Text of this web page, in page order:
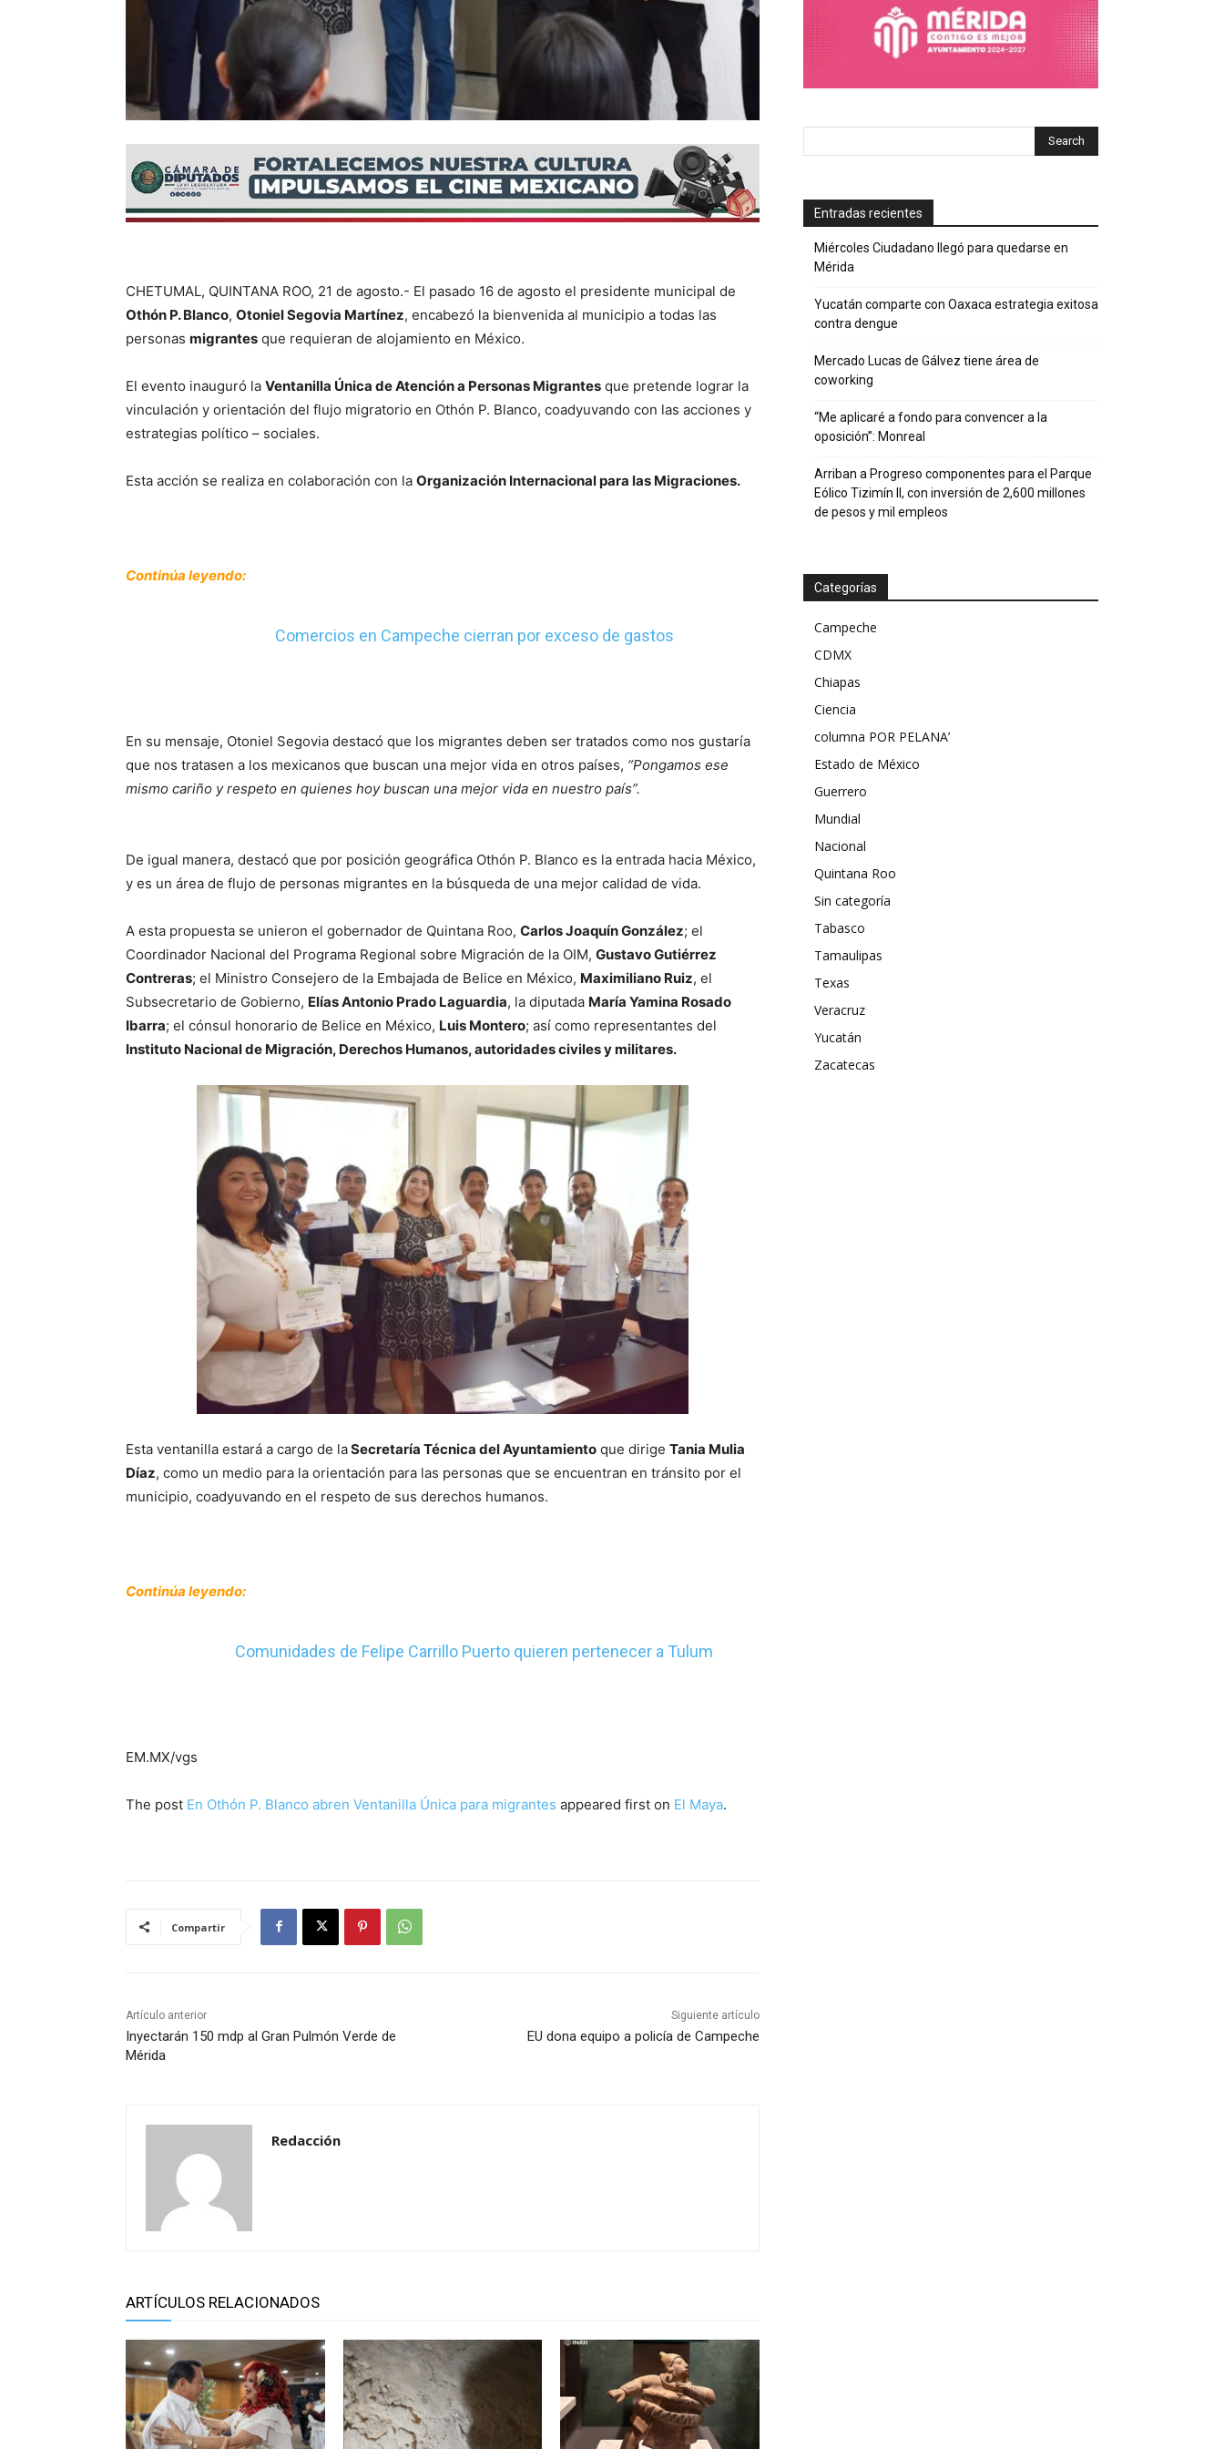
CHETUMAL, QUINTANA ROO, 21 de agosto.- El pasado 16 de agosto el presidente municipal de
Othón P. Blanco, Otoniel Segovia Martínez, encabezó la bienvenida al municipio a todas las
personas migrantes que requieran de alojamiento en México.
El evento inauguró la Ventanilla Única de Atención a Personas Migrantes que pretende lograr la
vinculación y orientación del flujo migratorio en Othón P. Blanco, coadyuvando con las acciones y
estrategias político – sociales.
Esta acción se realiza en colaboración con la Organización Internacional para las Migraciones.
Continúa leyendo:
Comercios en Campeche cierran por exceso de gastos
En su mensaje, Otoniel Segovia destacó que los migrantes deben ser tratados como nos gustaría
que nos tratasen a los mexicanos que buscan una mejor vida en otros países, “Pongamos ese
mismo cariño y respeto en quienes hoy buscan una mejor vida en nuestro país”.
De igual manera, destacó que por posición geográfica Othón P. Blanco es la entrada hacia México,
y es un área de flujo de personas migrantes en la búsqueda de una mejor calidad de vida.
A esta propuesta se unieron el gobernador de Quintana Roo, Carlos Joaquín González; el
Coordinador Nacional del Programa Regional sobre Migración de la OIM, Gustavo Gutiérrez
Contreras; el Ministro Consejero de la Embajada de Belice en México, Maximiliano Ruiz, el
Subsecretario de Gobierno, Elías Antonio Prado Laguardia, la diputada María Yamina Rosado
Ibarra; el cónsul honorario de Belice en México, Luis Montero; así como representantes del
Instituto Nacional de Migración, Derechos Humanos, autoridades civiles y militares.
Esta ventanilla estará a cargo de laSecretaría Técnica del Ayuntamiento que dirige Tania Mulia
Díaz, como un medio para la orientación para las personas que se encuentran en tránsito por el
municipio, coadyuvando en el respeto de sus derechos humanos.
Continúa leyendo:
Comunidades de Felipe Carrillo Puerto quieren pertenecer a Tulum
EM.MX/vgs
The post En Othón P. Blanco abren Ventanilla Única para migrantes appeared first on El Maya.
Compartir
Artículo anterior
Inyectarán 150 mdp al Gran Pulmón Verde de
Mérida
Siguiente artículo
EU dona equipo a policía de Campeche
Redacción
ARTÍCULOS RELACIONADOS
Entradas recientes
Miércoles Ciudadano llegó para quedarse en
Mérida
Yucatán comparte con Oaxaca estrategia exitosa
contra dengue
Mercado Lucas de Gálvez tiene área de
coworking
“Me aplicaré a fondo para convencer a la
oposición”: Monreal
Arriban a Progreso componentes para el Parque
Eólico Tizimín II, con inversión de 2,600 millones
de pesos y mil empleos
Categorías
Campeche
CDMX
Chiapas
Ciencia
columna POR PELANA’
Estado de México
Guerrero
Mundial
Nacional
Quintana Roo
Sin categoría
Tabasco
Tamaulipas
Texas
Veracruz
Yucatán
Zacatecas